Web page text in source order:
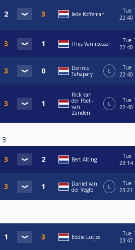
Iede Koffeman
Tue
22:40
Thijs Van roessel
Tue
22:40
Dennis
Tahapary
L
Tue
22:40
Rick van
der Poel -
van
Zanden
L
Tue
22:40
3
Bert Alting
Tue
23:14
Daniël van
der Vegte
L
Tue
23:21
Eddie Lutjes
Tue
23:47